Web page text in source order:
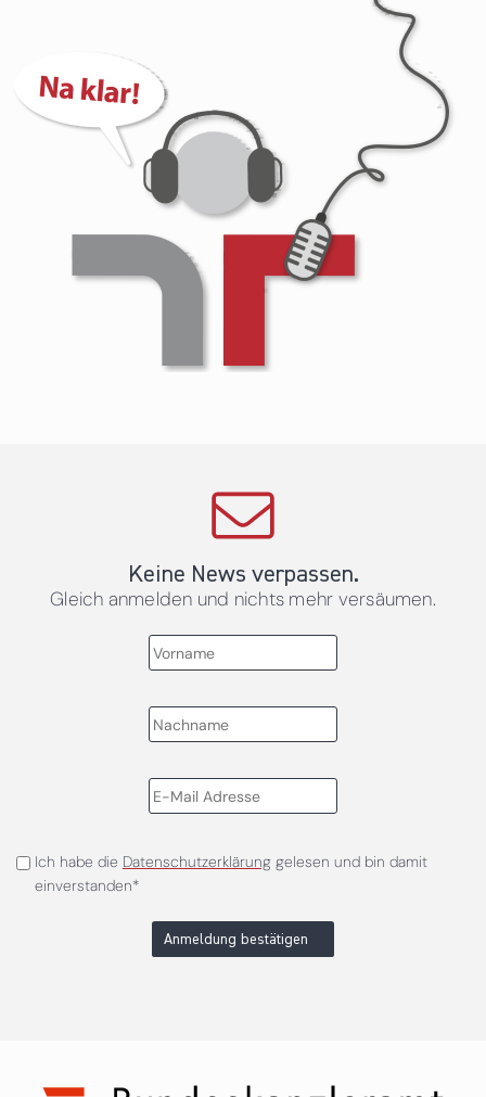
Keine News verpassen.
Gleich anmelden und nichts mehr versäumen.
Ich habe die Datenschutzerklärunggelesen und bin damit
einverstanden*
Anmeldung bestätigen